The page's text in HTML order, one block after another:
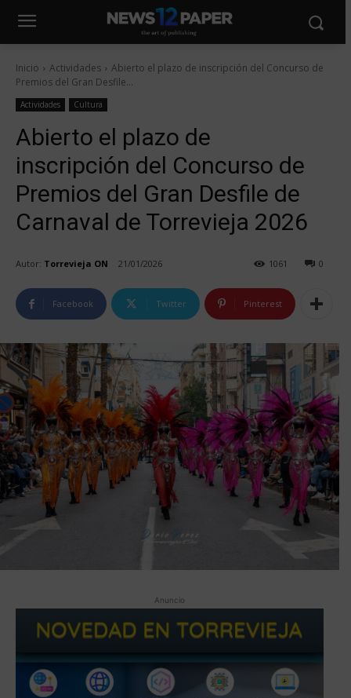
Inicio Actividades
Abierto el plazo de inscripción del Concurso de
Premios del Gran Desfile...
Actividades Cultura
Abierto el plazo de
inscripción del Concurso de
Premios del Gran Desfile de
Carnaval de Torrevieja 2026
Autor: Torrevieja ON 21/01/2026 0
1061
Facebook Twitter Pinterest
Anuncio